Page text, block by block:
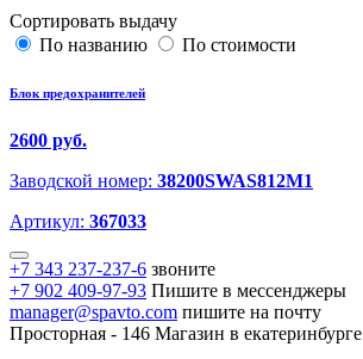
Сортировать выдачу
По названию
По стоимости
Блок предохранителей
2600 руб.
Заводской номер: 38200SWAS812M1
Артикул: 367033
+7 343 237-237-6 звоните
+7 902 409-97-93 Пишите в мессенджеры
manager@spavto.com пишите на почту
Просторная - 146 Магазин в екатеринбурге